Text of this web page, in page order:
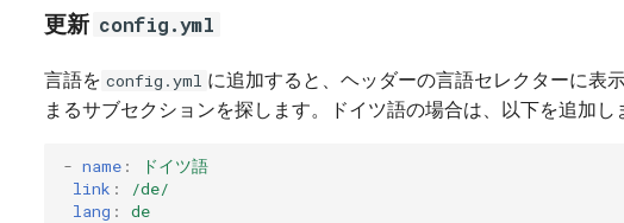
更新 config.yml
言語を config.yml に追加すると、ヘッダーの言語セレクターに表示
まるサブセクションを探します。ドイツ語の場合は、以下を追加し
- name:
ドイツ語
link :
/de/
lang : de